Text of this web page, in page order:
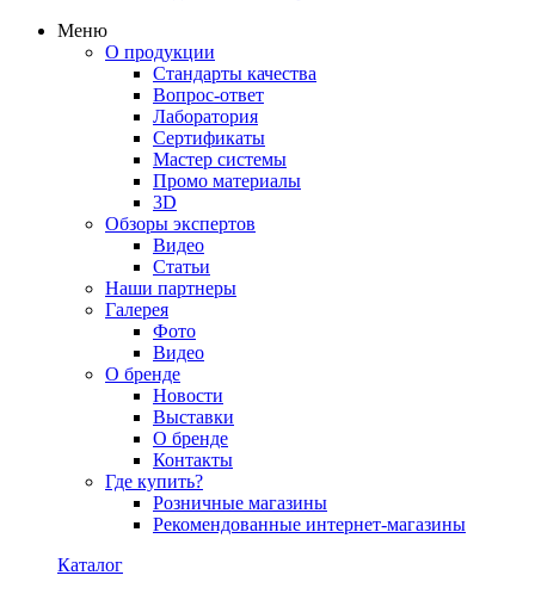
Меню
О продукции
Стандарты качества
Вопрос-ответ
Лаборатория
Сертификаты
Мастер системы
Промо материалы
3D
Обзоры экспертов
Видео
Статьи
Наши партнеры
Галерея
Фото
Видео
О бренде
Новости
Выставки
О бренде
Контакты
Где купить?
Розничные магазины
Рекомендованные интернет-магазины
Каталог